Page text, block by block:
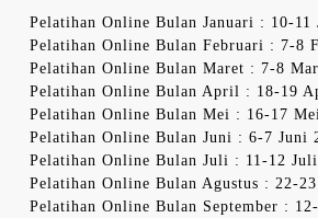
Pelatihan Online Bulan Januari : 10-11
Pelatihan Online Bulan Februari : 7-8
Pelatihan Online Bulan Maret : 7-8
Pelatihan Online Bulan April : 18-19
Pelatihan Online Bulan Mei : 16-17
Pelatihan Online Bulan Juni : 6-7 Juni
Pelatihan Online Bulan Juli : 11-12
Pelatihan Online Bulan Agustus : 22-
Pelatihan Online Bulan September :